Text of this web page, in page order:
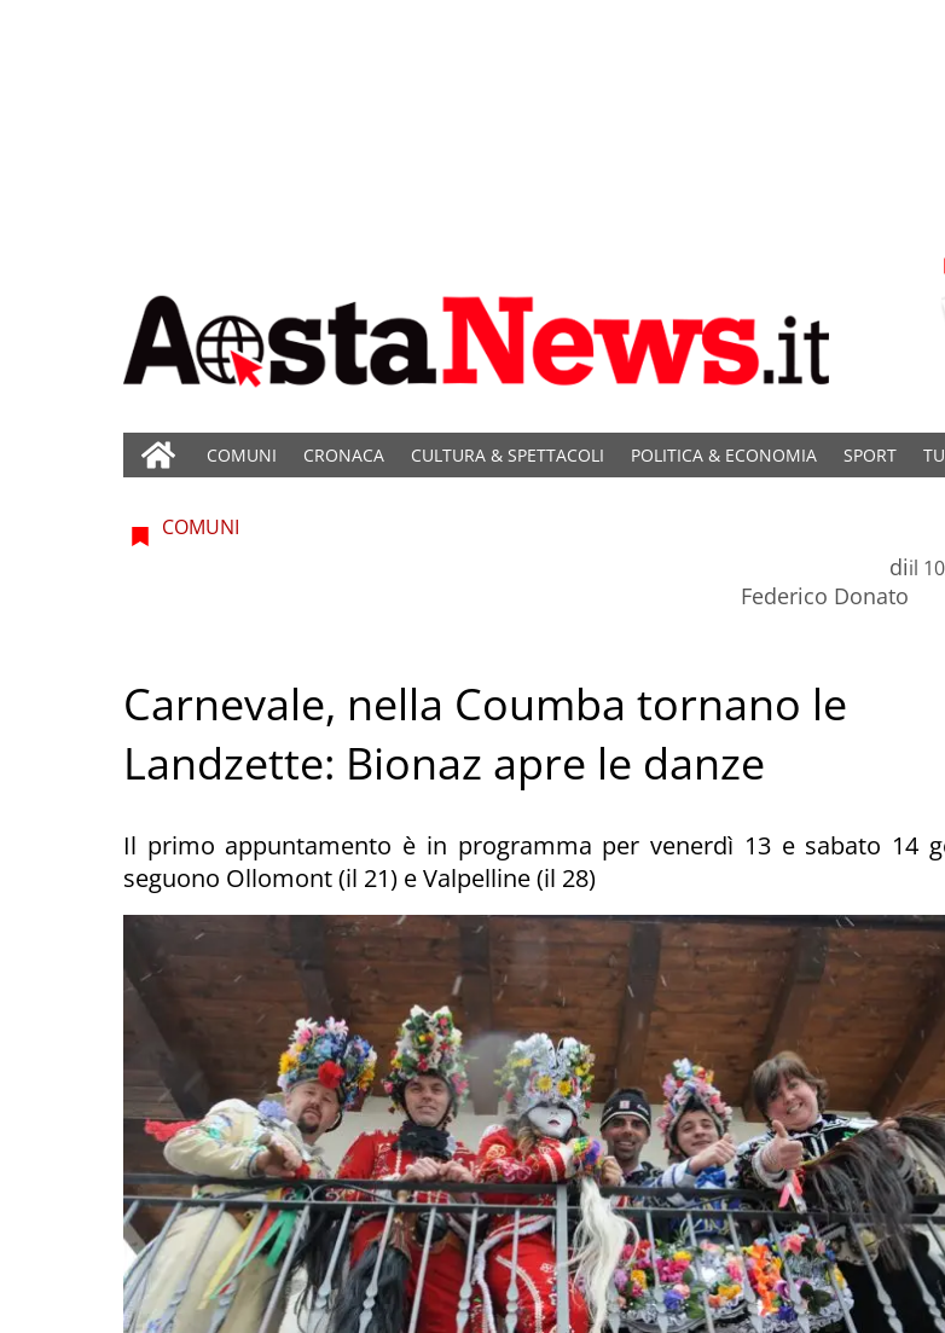
COMUNI CRONACA CULTURA & SPETTACOLI POLITICA & ECONOMIA SPORT
COMUNI
di
Federico Donato
il
Carnevale, nella Coumba tornano le
Landzette: Bionaz apre le danze
Il primo appuntamento è in programma per venerdì 13 e sabato 14
seguono Ollomont (il 21) e Valpelline (il 28)